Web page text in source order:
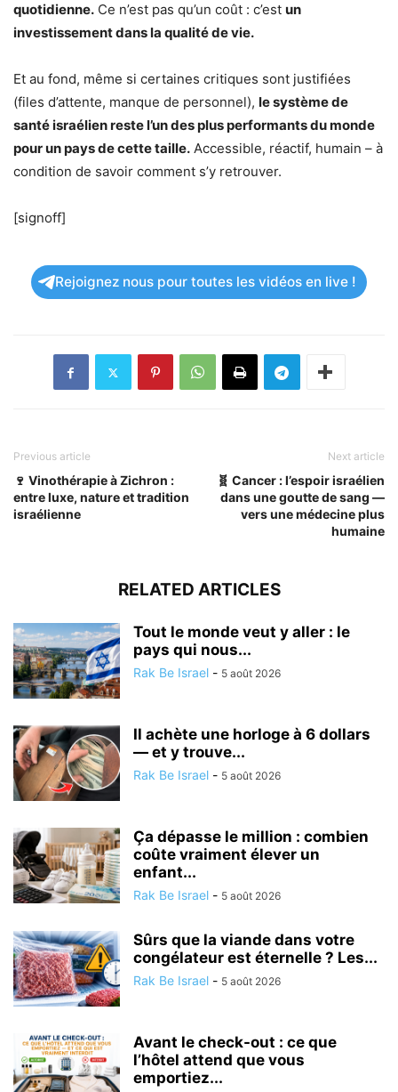
quotidienne. Ce n’est pas qu’un coût : c’est un
investissement dans la qualité de vie.
Et au fond, même si certaines critiques sont justifiées
(files d’attente, manque de personnel), le système de
santé israélien reste l’un des plus performants du monde
pour un pays de cette taille. Accessible, réactif, humain – à
condition de savoir comment s’y retrouver.
[signoff]
Rejoignez nous pour toutes les vidéos en live !
Previous article
🍷 Vinothérapie à Zichron :
entre luxe, nature et tradition
israélienne
Next article
🧬 Cancer : l’espoir israélien
dans une goutte de sang —
vers une médecine plus
humaine
RELATED ARTICLES
Tout le monde veut y aller : le
pays qui nous...
Rak Be Israel - 5 août 2026
Il achète une horloge à 6 dollars
— et y trouve...
Rak Be Israel - 5 août 2026
Ça dépasse le million : combien
coûte vraiment élever un
enfant...
Rak Be Israel - 5 août 2026
Sûrs que la viande dans votre
congélateur est éternelle ? Les...
Rak Be Israel - 5 août 2026
Avant le check-out : ce que
l’hôtel attend que vous
emportiez...